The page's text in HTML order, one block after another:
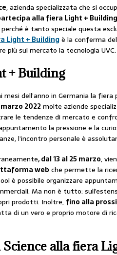
, azienda specializzata che si
alla fiera Light + Building
è tanto speciale questa
Light + Buildingè la conferma
più sul mercato la tecnologia UVC.
+ Building
mesi dell’anno in Germania la
marzo 2022molte aziende
le tendenze di mercato e
la pressione e la
l’incontro personale è
, dal 13 al 25 marzo,
web che permette la
è possibile organizzare
Ma non è tutto:
prodotti. Inoltre, fino alla
di un vero e proprio motore di
alla fiera